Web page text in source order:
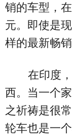
销的车型，
元。即使是
样的最新畅
在印度
西。当一个
之祈祷是很
轮车也是一